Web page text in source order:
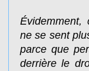
Évidemment,
ne se sent
parce que
derrière le